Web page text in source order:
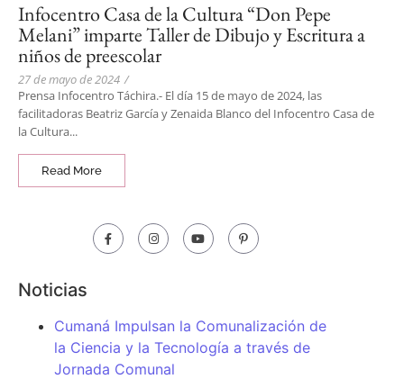
Infocentro Casa de la Cultura “Don Pepe
Melani” imparte Taller de Dibujo y Escritura a
niños de preescolar
27 de mayo de 2024 /
Prensa Infocentro Táchira.- El día 15 de mayo de 2024, las
facilitadoras Beatriz García y Zenaida Blanco del Infocentro Casa de
la Cultura...
Read More
Noticias
Cumaná Impulsan la Comunalización de
la Ciencia y la Tecnología a través de
Jornada Comunal